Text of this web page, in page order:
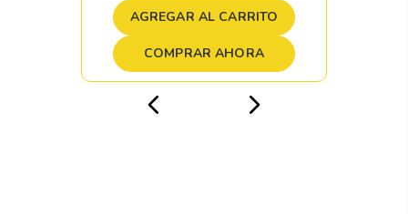
AGREGAR AL CARRITO
COMPRAR AHORA